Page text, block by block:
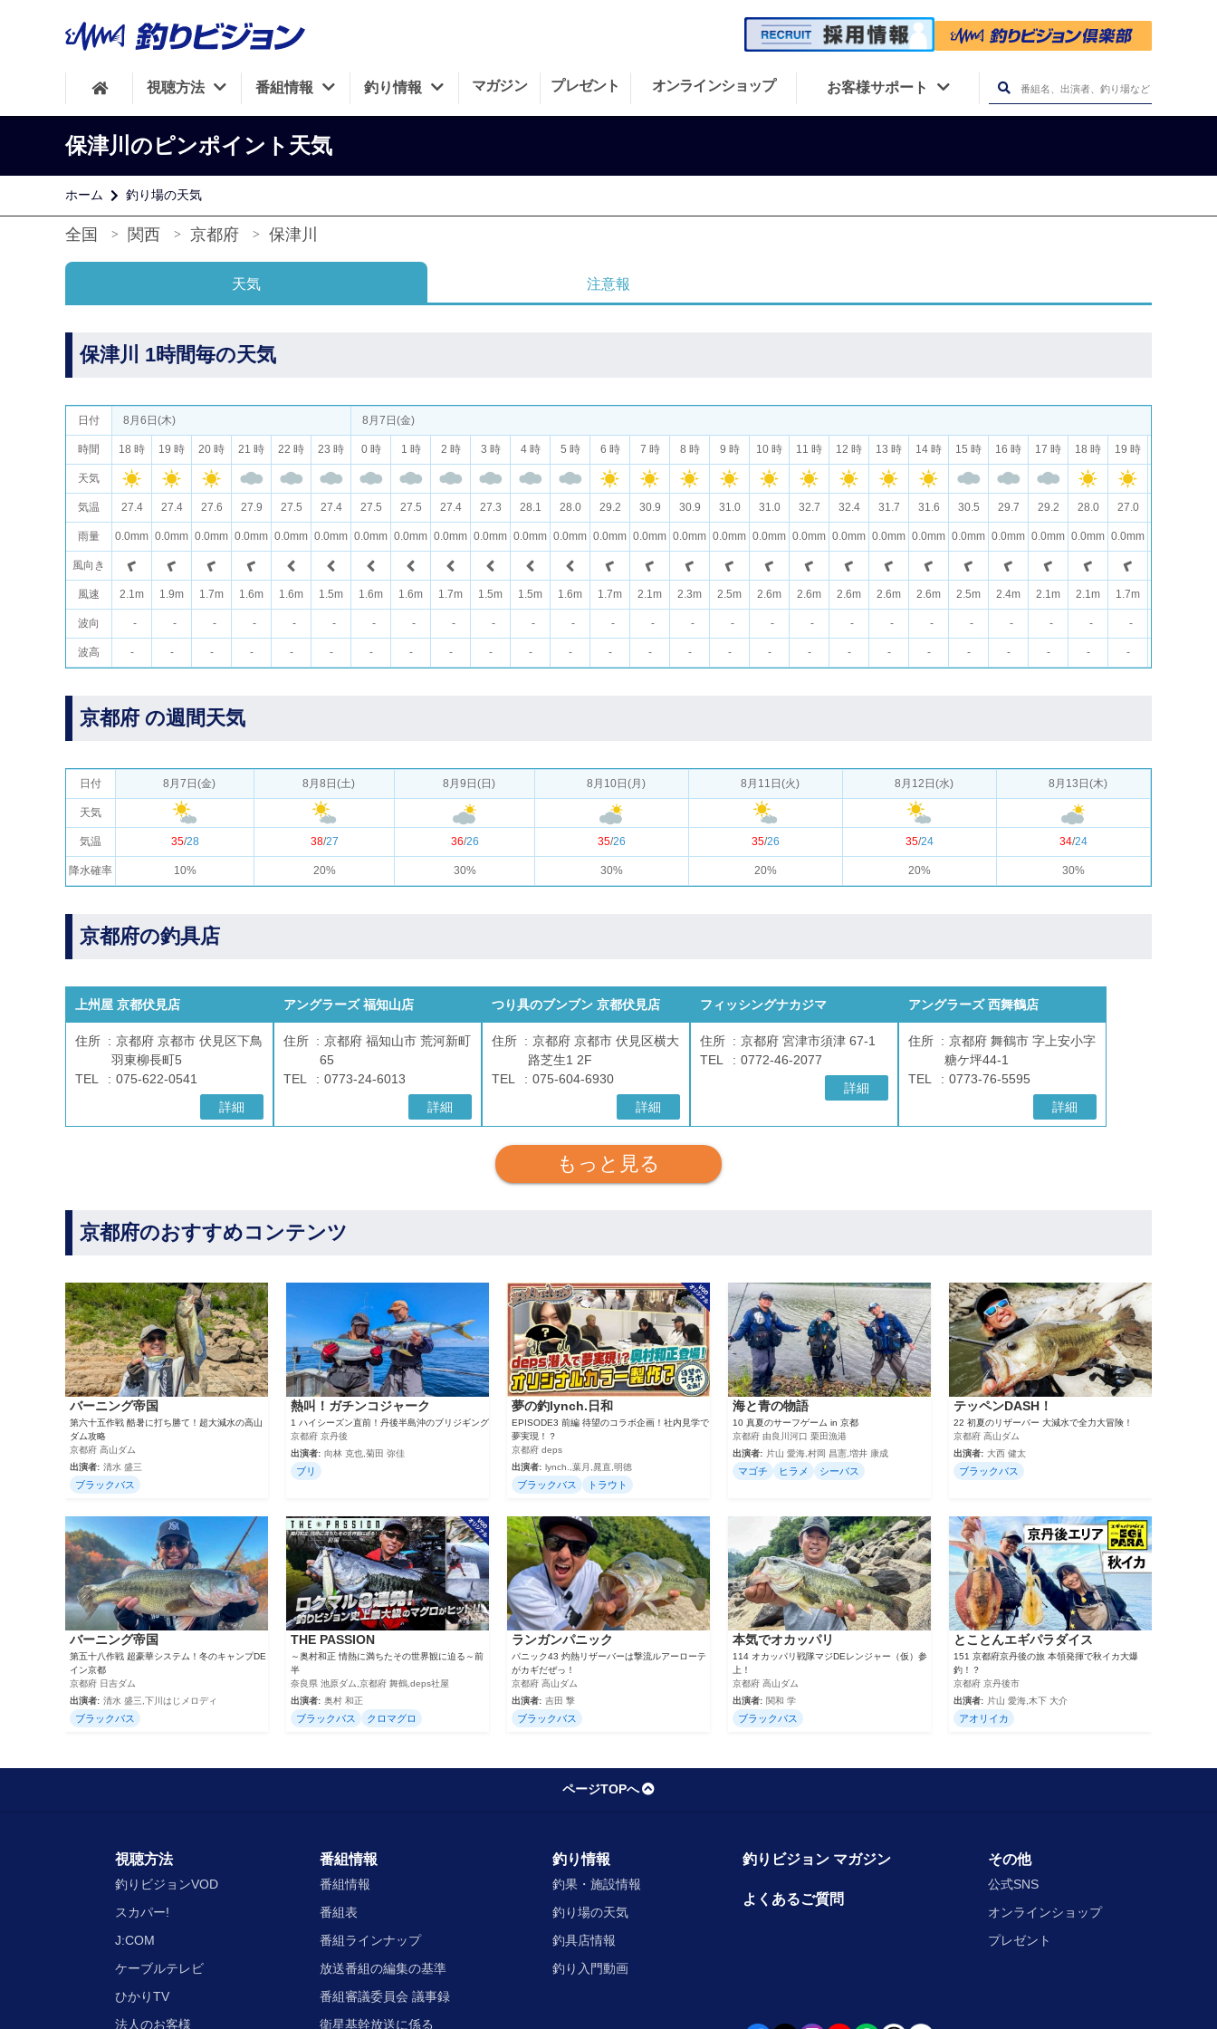
視聴方法 番組情報 釣り情報 マガジン プレゼント オンラインショップ お客様サポート
保津川のピンポイント天気
ホーム 釣り場の天気
全国 関西 京都府 保津川
天気 注意報
保津川 1時間毎の天気
日付
時間
天気
気温
雨量
風向き
風速
波向
波高
8月6日(木) 8月7日(金)
18 時 19 時 20 時 21 時 22 時 23 時 0 時 1 時 2 時 3 時 4 時 5 時 6 時 7 時 8 時 9 時 10 時 11 時 12 時 13 時 14 時 15 時 16 時 17 時 18 時 19 時
27.4 27.4 27.6 27.9 27.5 27.4 27.5 27.5 27.4 27.3 28.1 28.0 29.2 30.9 30.9 31.0 31.0 32.7 32.4 31.7 31.6 30.5 29.7 29.2 28.0 27.0
0.0mm 0.0mm 0.0mm 0.0mm 0.0mm 0.0mm 0.0mm 0.0mm 0.0mm 0.0mm 0.0mm 0.0mm 0.0mm 0.0mm 0.0mm 0.0mm 0.0mm 0.0mm 0.0mm 0.0mm 0.0mm 0.0mm 0.0mm 0.0mm 0.0mm 0.0mm
2.1m 1.9m 1.7m 1.6m 1.6m 1.5m 1.6m 1.6m 1.7m 1.5m 1.5m 1.6m 1.7m 2.1m 2.3m 2.5m 2.6m 2.6m 2.6m 2.6m 2.6m 2.5m 2.4m 2.1m 2.1m 1.7m
- - - - - - - - - - - - - - - - - - - - - - - - - -
- - - - - - - - - - - - - - - - - - - - - - - - - -
京都府 の週間天気
日付
天気
気温
降水確率
8月7日(金) 8月8日(土) 8月9日(日) 8月10日(月) 8月11日(火) 8月12日(水) 8月13日(木)
35/28 38/27 36/26 35/26 35/26 35/24 34/24
10% 20% 30% 30% 20% 20% 30%
京都府の釣具店
上州屋 京都伏見店
住所
京都府 京都市 伏見区下鳥
羽東柳長町5
TEL
075-622-0541
詳細
アングラーズ 福知山店
住所
京都府 福知山市 荒河新町
65
TEL
0773-24-6013
詳細
つり具のブンブン 京都伏見店
住所
京都府 京都市 伏見区横大
路芝生1 2F
TEL
075-604-6930
詳細
フィッシングナカジマ
住所
京都府 宮津市須津 67-1
TEL
0772-46-2077
詳細
アングラーズ 西舞鶴店
住所
京都府 舞鶴市 字上安小字
糖ケ坪44-1
TEL
0773-76-5595
詳細
もっと見る
京都府のおすすめコンテンツ
バーニング帝国
第六十五作戦 酷暑に打ち勝て！超大減水の高山
ダム攻略
京都府 高山ダム
出演者: 清水 盛三
ブラックバス
熱叫！ガチンコジャーク
1 ハイシーズン直前！丹後半島沖のブリジギング
京都府 京丹後
出演者: 向林 克也,菊田 弥佳
ブリ
夢の釣lynch.日和
EPISODE3 前編 待望のコラボ企画！社内見学で
夢実現！？
京都府 deps
出演者: lynch.,葉月,晁直,明徳
ブラックバス トラウト
海と青の物語
10 真夏のサーフゲーム in 京都
京都府 由良川河口 栗田漁港
出演者:
片山 愛海,村岡 昌憲,増井 康成
マゴチ ヒラメ シーバス
テッペンDASH！
22 初夏のリザーバー 大減水で全力大冒険！
京都府 高山ダム
出演者: 大西 健太
ブラックバス
バーニング帝国
第五十八作戦 超豪華システム！冬のキャンプDE
イン京都
京都府 日吉ダム
出演者: 清水 盛三,下川はじメロディ
ブラックバス
THE PASSION
～奥村和正 情熱に満ちたその世界観に迫る～前
半
奈良県 池原ダム,京都府 舞鶴,deps社屋
出演者: 奥村 和正
ブラックバス クロマグロ
ランガンパニック
パニック43 灼熱リザーバーは撃流ルアーローテ
がカギだぜっ！
京都府 高山ダム
出演者: 吉田 撃
ブラックバス
本気でオカッパリ
114 オカッパリ戦隊マジDEレンジャー（仮）参
上！
京都府 高山ダム
出演者: 関和 学
ブラックバス
とことんエギパラダイス
151 京都府京丹後の旅 本領発揮で秋イカ大爆
釣！？
京都府 京丹後市
出演者:
片山 愛海,木下 大介
アオリイカ
ページTOPへ
視聴方法
釣りビジョンVOD
スカパー!
J:COM
ケーブルテレビ
ひかりTV
法人のお客様
番組情報
番組情報
番組表
番組ラインナップ
放送番組の編集の基準
番組審議委員会 議事録
衛星基幹放送に係る
釣り情報
釣果・施設情報
釣り場の天気
釣具店情報
釣り入門動画
釣りビジョン マガジン
よくあるご質問
その他
公式SNS
オンラインショップ
プレゼント